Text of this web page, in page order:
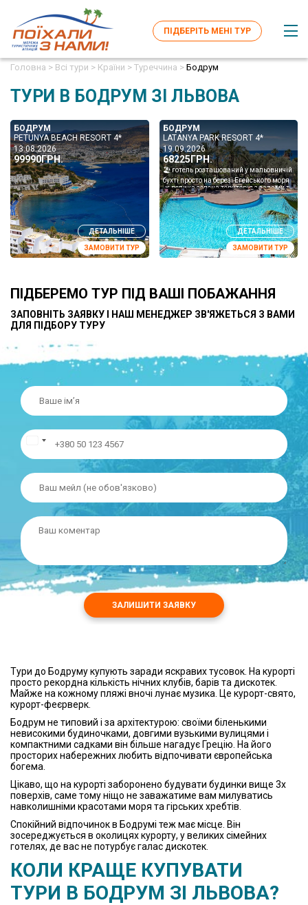
ПІДБЕРІТЬ МЕНІ ТУР
Головна > Всі тури > Країни > Туреччина > Бодрум
ТУРИ В БОДРУМ ЗІ ЛЬВОВА
БОДРУМ
PETUNYA BEACH RESORT 4*
13.08.2026
99990ГРН.
ДЕТАЛЬНІШЕ
ЗАМОВИТИ ТУР
БОДРУМ
LATANYA PARK RESORT 4*
19.09.2026
68225ГРН.
🏖 готель розташований у мальовничій
бухті просто на березі Егейського моря
🌿 велика зелена територія з садами та
панорамними краєвидами на море 🌊
власний пляж...
ДЕТАЛЬНІШЕ
ЗАМОВИТИ ТУР
ПІДБЕРЕМО ТУР ПІД ВАШІ ПОБАЖАННЯ
ЗАПОВНІТЬ ЗАЯВКУ І НАШ МЕНЕДЖЕР ЗВ'ЯЖЕТЬСЯ З ВАМИ
ДЛЯ ПІДБОРУ ТУРУ
ЗАЛИШИТИ ЗАЯВКУ
Тури до Бодруму купують заради яскравих тусовок. На курорті
просто рекордна кількість нічних клубів, барів та дискотек.
Майже на кожному пляжі вночі лунає музика. Це курорт-свято,
курорт-феєрверк.
Бодрум не типовий і за архітектурою: своїми біленькими
невисокими будиночками, довгими вузькими вулицями і
компактними садками він більше нагадує Грецію. На його
просторих набережних любить відпочивати європейська
богема.
Цікаво, що на курорті заборонено будувати будинки вище 3х
поверхів, саме тому ніщо не заважатиме вам милуватись
навколишніми красотами моря та гірських хребтів.
Спокійний відпочинок в Бодрумі теж має місце. Він
зосереджується в околицях курорту, у великих сімейних
готелях, де вас не потурбує галас дискотек.
КОЛИ КРАЩЕ КУПУВАТИ
ТУРИ В БОДРУМ ЗІ ЛЬВОВА?